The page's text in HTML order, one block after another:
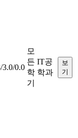
3.0/0.0
모
든
학
기
IT공
학과
보
기